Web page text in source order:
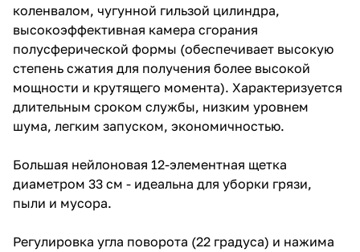
коленвалом, чугунной гильзой цилиндра,
высокоэффективная камера сгорания
полусферической формы (обеспечивает высокую
степень сжатия для получения более высокой
мощности и крутящего момента). Характеризуется
длительным сроком службы, низким уровнем
шума, легким запуском, экономичностью.
Большая нейлоновая 12-элементная щетка
диаметром 33 см - идеальна для уборки грязи,
пыли и мусора.
Регулировка угла поворота (22 градуса) и нажима
раз в 2 недели